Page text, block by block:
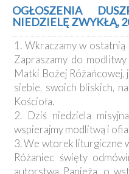
Kancelaria
Galeria
Dekanat
Nowy
Staw
Kapituła
Kolegiacka
Duszpasterze
Polecane
strony
OGŁOSZENIA
NIEDZIELĘ ZWYKŁĄ,
1. Wkraczamy w
Zapraszamy do
Matki Bożej Różańcowej,
siebie, swoich bliskich,
Kościoła.
2. Dziś niedziela
wspierajmy modlitwą i
3. We wtorek liturgiczne
Różaniec święty
autorstwa Papieża, o